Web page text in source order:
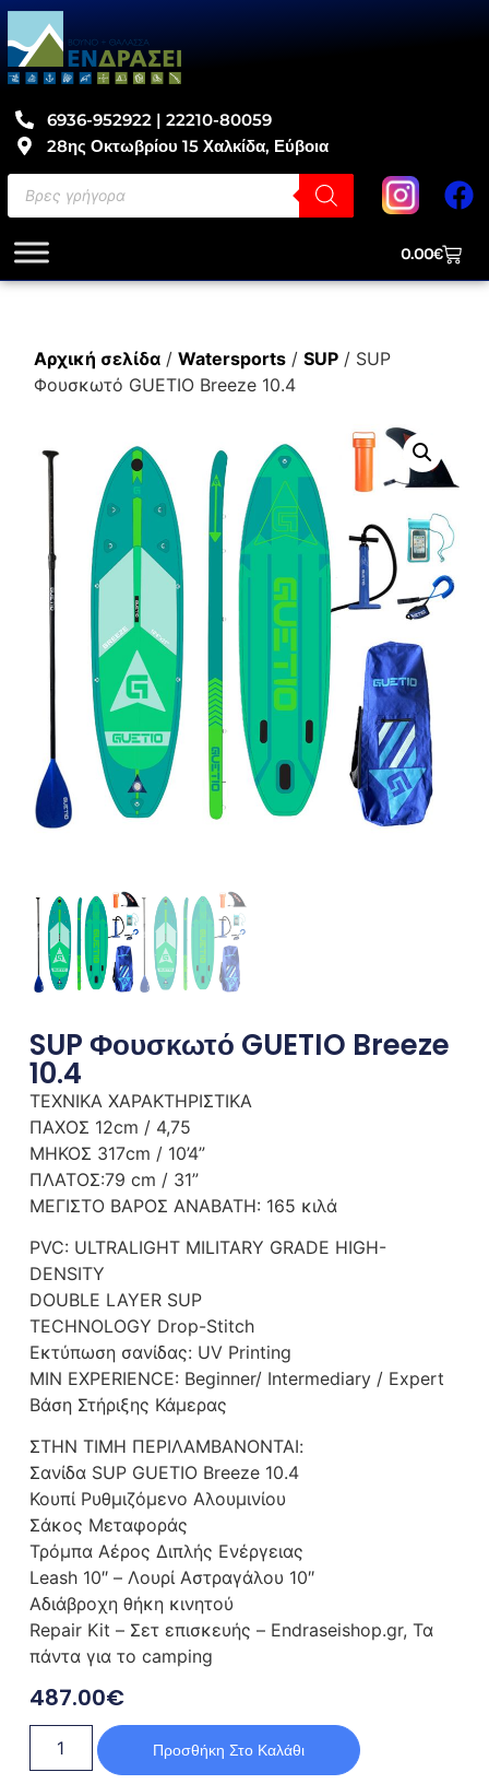
6936-952922 | 22210-80059
28ης Οκτωβρίου 15 Χαλκίδα, Εύβοια
0.00€
Αρχική σελίδα/ Watersports/ SUP/ SUP
Φουσκωτό GUETIO Breeze 10.4
SUP Φουσκωτό GUETIO Breeze
10.4
ΤΕΧΝΙΚΑ ΧΑΡΑΚΤΗΡΙΣΤΙΚΑ
ΠΑΧΟΣ 12cm / 4,75
ΜΗΚΟΣ 317cm / 10’4”
ΠΛΑΤΟΣ:79 cm / 31”
ΜΕΓΙΣΤΟ ΒΑΡΟΣ ΑΝΑΒΑΤΗ: 165 κιλά
PVC: ULTRALIGHT MILITARY GRADE HIGH-
DENSITY
DOUBLE LAYER SUP
TECHNOLOGY Drop-Stitch
Εκτύπωση σανίδας: UV Printing
MIN EXPERIENCE: Beginner/ Intermediary / Expert
Βάση Στήριξης Κάμερας
ΣΤΗΝ ΤΙΜΗ ΠΕΡΙΛΑΜΒΑΝΟΝΤΑΙ:
Σανίδα SUP GUETIO Breeze 10.4
Κουπί Ρυθμιζόμενο Αλουμινίου
Σάκος Μεταφοράς
Τρόμπα Αέρος Διπλής Ενέργειας
Leash 10″ – Λουρί Αστραγάλου 10″
Αδιάβροχη θήκη κινητού
Repair Kit – Σετ επισκευής – Endraseishop.gr, Τα
πάντα για το camping
487.00€
Προσθήκη Στο Καλάθι